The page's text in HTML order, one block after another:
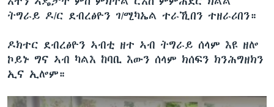
ትግራይ ዶ/ር ደብረፅዮን ገ/ሚካኤል ተራኺበን ተዘራሪበን።
ዶክተር ደብረፅዮን ኣብቲ ዘተ ኣብ ትግራይ ሰላም እዩ ዘሎ
ኮይኑ ግና ኣብ ካልእ ከባቢ እውን ሰላም ክሰፍን ክንሕግዘክን
ኢና ኢሎም።